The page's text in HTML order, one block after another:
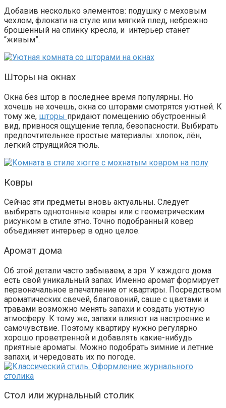
Добавив несколько элементов: подушку с меховым
чехлом, флокати на стуле или мягкий плед, небрежно
брошенный на спинку кресла, и интерьер станет
“живым”.
Шторы на окнах
Окна без штор в последнее время популярны. Но
хочешь не хочешь, окна со шторами смотрятся уютней. К
тому же, шторы придают помещению обустроенный
вид, привнося ощущение тепла, безопасности. Выбирать
предпочтительнее простые материалы: хлопок, лён,
легкий струящийся тюль.
Ковры
Сейчас эти предметы вновь актуальны. Следует
выбирать однотонные ковры или с геометрическим
рисунком в стиле этно. Точно подобранный ковер
объединяет интерьер в одно целое.
Аромат дома
Об этой детали часто забываем, а зря. У каждого дома
есть свой уникальный запах. Именно аромат формирует
первоначальное впечатление от квартиры. Посредством
ароматических свечей, благовоний, саше с цветами и
травами возможно менять запахи и создать уютную
атмосферу. К тому же, запахи влияют на настроение и
самочувствие. Поэтому квартиру нужно регулярно
хорошо проветренной и добавлять какие-нибудь
приятные ароматы. Можно подобрать зимние и летние
запахи, и чередовать их по погоде.
Стол или журнальный столик